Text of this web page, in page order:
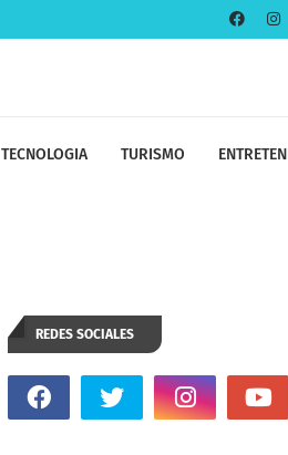
TECNOLOGIA TURISMO
REDES SOCIALES